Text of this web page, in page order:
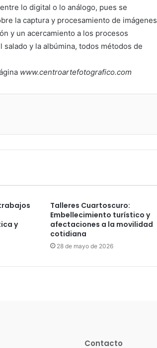
lo digital o lo análogo, pues se
la captura y procesamiento de imágenes
y un acercamiento a los procesos
y la albúmina, todos métodos de
www.centroartefotografico.com
y
Talleres Cuartoscuro:
Embellecimiento turístico y
afectaciones a la movilidad
cotidiana
28 de mayo de 2026
Contacto